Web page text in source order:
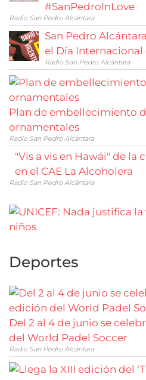
#SanPedroInLove
Radio San Pedro Alcántara
San Pedro
el Día Internacional
Radio San Pedro Alcántara
Plan de embellecimiento
ornamentales
Radio San Pedro Alcántara
"Vis a vis en Hawái" de la
en el CAE La Alcoholera
Radio San Pedro Alcántara
Deportes
Del 2 al 4 de junio se
del World Padel Soccer
Radio San Pedro Alcántara